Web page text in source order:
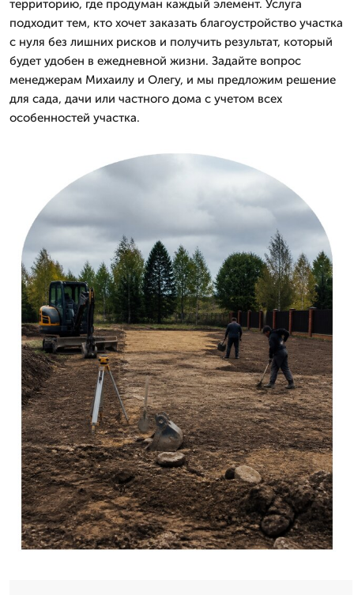
территорию, где продуман каждый элемент. Услуга
подходит тем, кто хочет заказать благоустройство участка
с нуля без лишних рисков и получить результат, который
будет удобен в ежедневной жизни. Задайте вопрос
менеджерам Михаилу и Олегу, и мы предложим решение
для сада, дачи или частного дома с учетом всех
особенностей участка.